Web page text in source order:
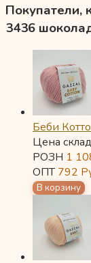
Покупатели,
3436
Беби
Цена
РОЗН 1
ОПТ792